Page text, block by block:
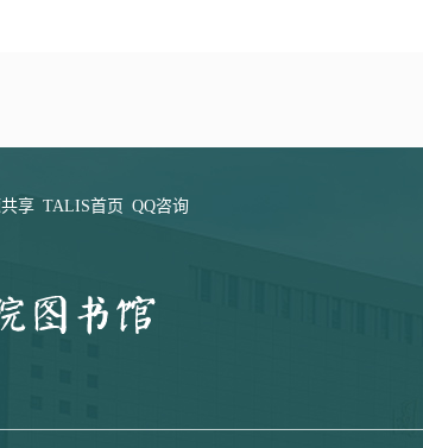
享 TALIS首页 QQ咨询